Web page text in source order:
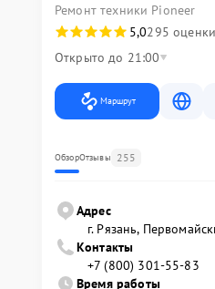
Ремонт техники Pioneer
5,0295 оценки
Открыто до 21:00
Маршрут
ОбзорОтзывы 255
Адрес
г. Рязань,
Контакты
+7 (800) 301-55-83
Время работы